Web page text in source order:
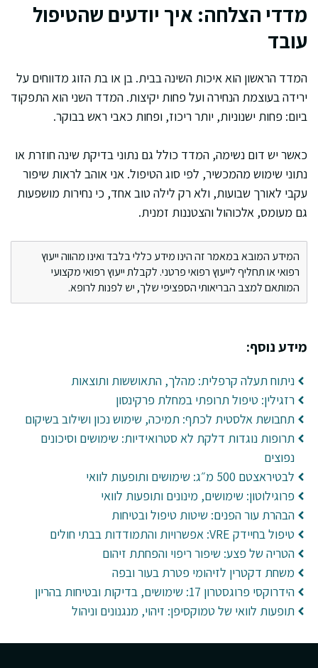
מדדי הצלחה: איך יודעים שהטיפול
עובד
המדד הראשון הוא איכות השינה בבית. בן או בת הזוג מדווחים על
ירידה בעוצמת הנחירה ועל פחות יקיצות. המדד השני הוא התפקוד
ביום: פחות ישנוניות, יותר ריכוז, ופחות כאבי ראש בבוקר.
כאשר יש דום נשימה, המדד כולל גם נתוני בדיקת שינה חוזרת או
נתוני שימוש מהמכשיר, לפי סוג הטיפול. אני אוהב לראות שיפור
עקבי לאורך שבועות, ולא רק לילה טוב אחד, כי נחירות מושפעות
גם מעומס, אלכוהול והצטננות זמנית.
המידע המובא במאמר זה הינו מידע כללי בלבד ואינו מהווה ייעוץ
רפואי או תחליף לייעוץ רפואי פרטני. לקבלת ייעוץ רפואי מקצועי
המותאם למצב הבריאותי הספציפי שלך, יש לפנות לרופא.
מידע נוסף:
ניתוח תעלה קרפלית: מהלך, התאוששות ותוצאות
רזגילין: טיפול תרופתי במחלת פרקינסון
תחבושת אלסטית לכתף: תמיכה, שימוש נכון ושילוב בשיקום
תרופות נוגדות דלקת לא סטרואידיות: שימושים וסיכונים
נפוצים
לבטיראצטם 500 מ״ג: שימושים ותופעות לוואי
פרוגילוטון: שימושים, מינונים ותופעות לוואי
הבהרת עור הפנים: שיטות טיפול ובטיחות
טיפול בחיידק VRE: אפשרויות והתמודדות בבתי חולים
הטריה של פצע: שיפור ריפוי והפחתת זיהום
משחת דקטרין לזיהומי פטרת בעור ובפה
הידרוקסי פרוגסטרון 17: שימושים, בדיקות ובטיחות בהריון
תופעות לוואי של טמוקסיפן: זיהוי, מנגנונים וניהול